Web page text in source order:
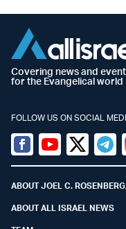
Covering news and
for the Evangelical world
FOLLOW US ON SOCIAL
Facebook
YoutubeTwitter (X)
ABOUT JOEL C.
ABOUT ALL ISRAEL NEWS